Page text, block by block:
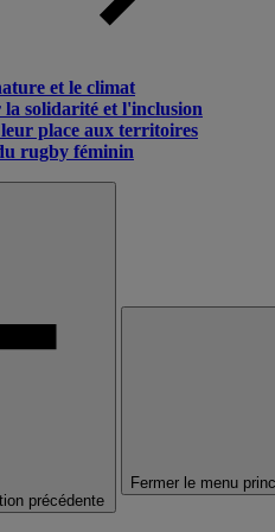
et le climat
la solidarité et l'inclusion
place aux territoires
rugby féminin
précédente
Fermer le menu